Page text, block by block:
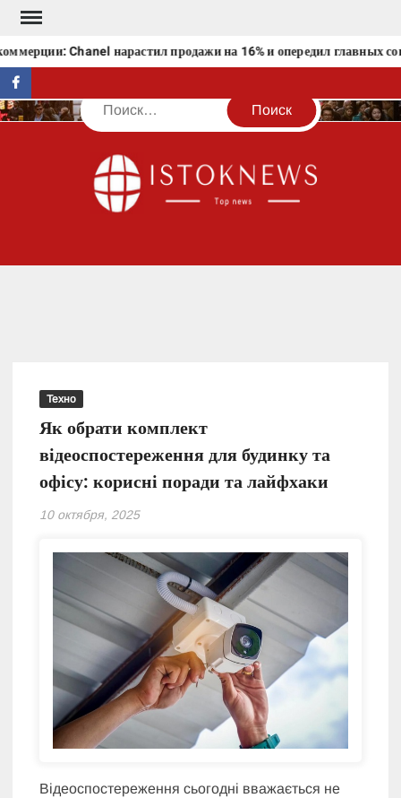
Перейти
содержимомуChanel нарастил продажи на 16% и опередил главных
facebook
Поиск
Техно
Як обрати комплект
відеоспостереження для будинку та
офісу: корисні поради та лайфхаки
10 октября, 2025
Відеоспостереження сьогодні вважається не